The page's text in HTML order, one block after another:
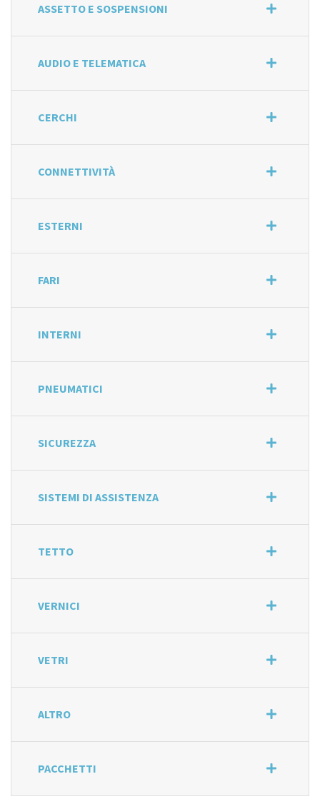
ASSETTO E SOSPENSIONI
AUDIO E TELEMATICA
CERCHI
CONNETTIVITÀ
ESTERNI
FARI
INTERNI
PNEUMATICI
SICUREZZA
SISTEMI DI ASSISTENZA
TETTO
VERNICI
VETRI
ALTRO
PACCHETTI